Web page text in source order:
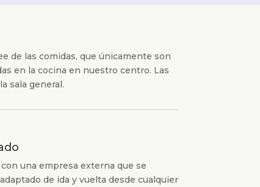
de las comidas, que únicamente son
en la cocina en nuestro centro. Las
sala general.
una empresa externa que se
de ida y vuelta desde cualquier